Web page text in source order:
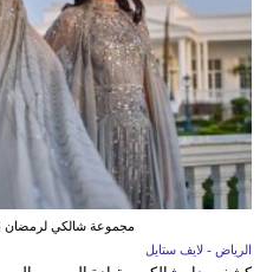
مجموعة شالكي لرمضان 2026 - الصورة من الدار
الرياض - لايف ستايل